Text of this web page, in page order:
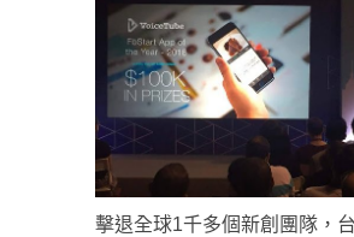
擊退全球1千多個新創團隊，